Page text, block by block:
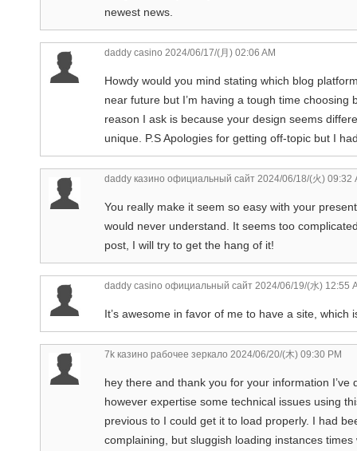
newest news.
daddy casino 2024/06/17/(月) 02:06 AM
Howdy would you mind stating which blog
near future but I’m having a tough time
reason I ask is because your design seems
unique. P.S Apologies for getting off-topic but I
daddy казино официальный сайт 2024/06/18/(火) 09:32
You really make it seem so easy with your
would never understand. It seems too
post, I will try to get the hang of it!
daddy casino официальный сайт 2024/06/19/(水) 12:55
It’s awesome in favor of me to have a site,
7k казино рабочее зеркало 2024/06/20/(木) 09:30 PM
hey there and thank you for your information
however expertise some technical issues using
previous to I could get it to load properly. I had
complaining, but sluggish loading instances